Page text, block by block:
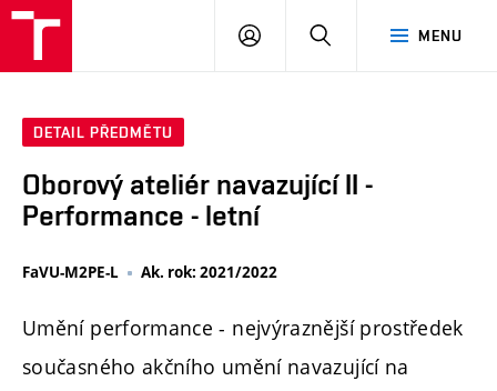
MENU
PŘIHLÁSIT
DETAIL PŘEDMĚTU
Oborový ateliér navazující II -
Performance - letní
FaVU-M2PE-L Ak. rok: 2021/2022
Umění performance - nejvýraznější prostředek
současného akčního umění navazující na